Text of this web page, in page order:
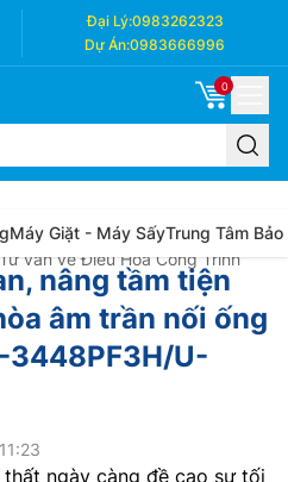
Đại Lý:0983262323
Dự Án:0983666996
0
Máy Giặt - Máy SấyTrung Tâm Bảo
Tư vấn về Điều Hòa Công Trình
nâng tầm tiện
âm trần nối ống
3448PF3H/U-
ngày càng đề cao sự tối